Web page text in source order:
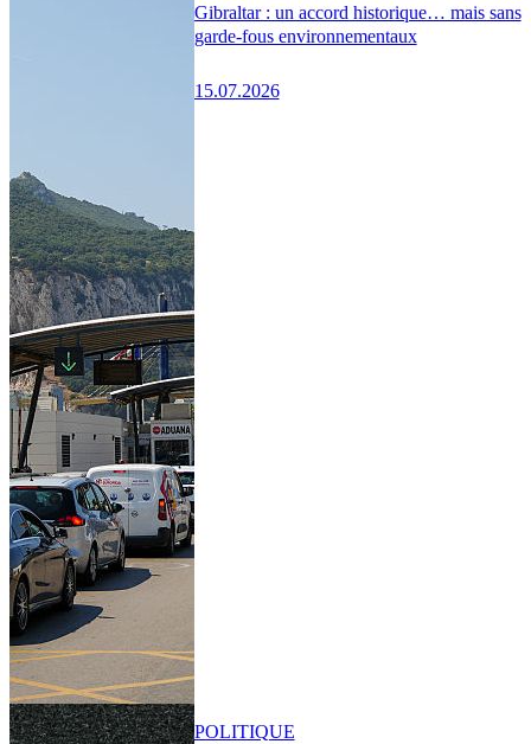
Gibraltar : un accord historique… mais sans
garde-fous environnementaux
15.07.2026
POLITIQUE